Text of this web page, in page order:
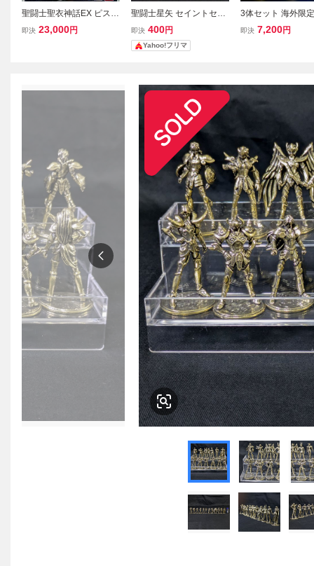
聖闘士聖衣神話EX ピスケ
ス アフロディーテ 黄金聖
即決 23,000円
聖闘士星矢 セイントセイ
ヤ HGIF フィギュア ゴー
ルドセイント３体セット
当時物
即決 400円
Yahoo!フリマ
3体セット 海外限
士星矢 超越版 ゴー
即決 7,200円